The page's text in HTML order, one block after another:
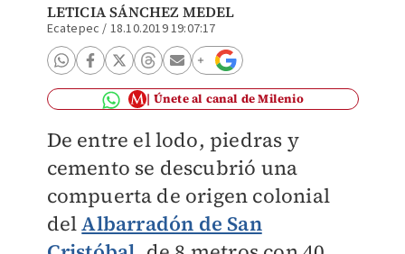
LETICIA SÁNCHEZ MEDEL
Ecatepec / 18.10.2019 19:07:17
Únete al canal de Milenio
De entre el lodo, piedras y
cemento se descubrió una
compuerta de origen colonial
delAlbarradón de San